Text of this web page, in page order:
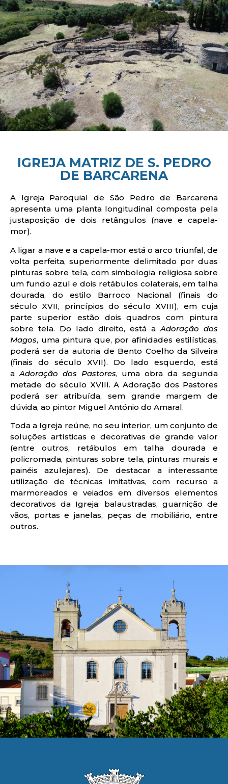
IGREJA MATRIZ DE S. PEDRO
DE BARCARENA
A Igreja Paroquial de São Pedro de Barcarena
apresenta uma planta longitudinal composta pela
justaposição de dois retângulos (nave e capela-
mor).
A ligar a nave e a capela-mor está o arco triunfal, de
volta perfeita, superiormente delimitado por duas
pinturas sobre tela, com simbologia religiosa sobre
um fundo azul e dois retábulos colaterais, em talha
dourada, do estilo Barroco Nacional (finais do
século XVII, princípios do século XVIII), em cuja
parte superior estão dois quadros com pintura
sobre tela. Do lado direito, está a Adoração dos
Magos, uma pintura que, por afinidades estilísticas,
poderá ser da autoria de Bento Coelho da Silveira
(finais do século XVII). Do lado esquerdo, está
a Adoração dos Pastores, uma obra da segunda
metade do século XVIII. A Adoração dos Pastores
poderá ser atribuída, sem grande margem de
dúvida, ao pintor Miguel António do Amaral.
Toda a Igreja reúne, no seu interior, um conjunto de
soluções artísticas e decorativas de grande valor
(entre outros, retábulos em talha dourada e
policromada, pinturas sobre tela, pinturas murais e
painéis azulejares). De destacar a interessante
utilização de técnicas imitativas, com recurso a
marmoreados e veiados em diversos elementos
decorativos da Igreja: balaustradas, guarnição de
vãos, portas e janelas, peças de mobiliário, entre
outros.